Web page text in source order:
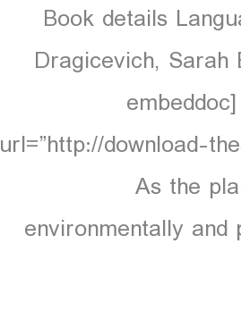
Book details
Dragicevich,
colour, 164 maps دانلود و مشاهده صفحات ابتدایی : [embeddoc
url=”http://download-
contents.unlocked.pdf”
environmentally